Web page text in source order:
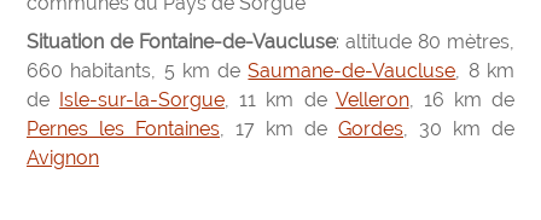
Situation de Fontaine-de-Vaucluse: altitude 80 mètres,
660 habitants, 5 km deSaumane-de-Vaucluse, 8 km
de
Isle-sur-la-Sorgue, 11 km de Velleron, 16 km de
Pernes les Fontaines, 17 km de Gordes, 30 km de
Avignon